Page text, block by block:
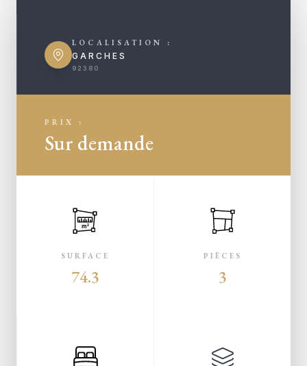
LOCALISATION :
GARCHES
92380
PRIX :
Sur demande
m²
SURFACE
74.3
PIÈCES
3